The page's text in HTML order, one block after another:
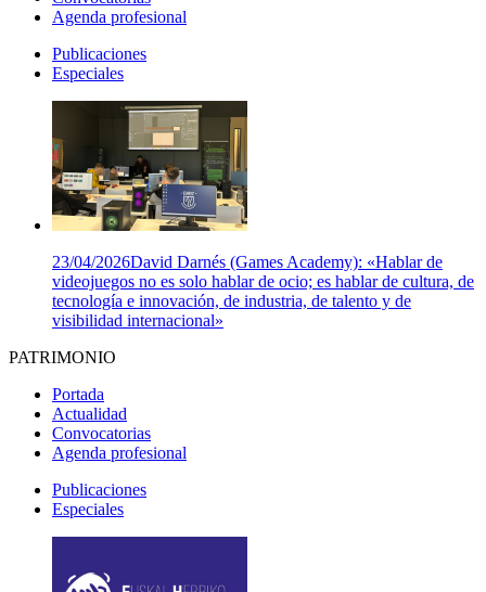
Agenda profesional
Publicaciones
Especiales
23/04/2026David Darnés (Games Academy): «Hablar de
videojuegos no es solo hablar de ocio; es hablar de cultura, de
tecnología e innovación, de industria, de talento y de
visibilidad internacional»
PATRIMONIO
Portada
Actualidad
Convocatorias
Agenda profesional
Publicaciones
Especiales